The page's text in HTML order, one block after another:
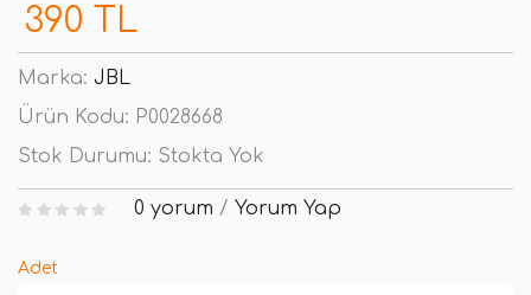
390 TL
Marka: JBL
Ürün Kodu: P0028668
Stok Durumu: Stokta Yok
0 yorum / Yorum Yap
Adet